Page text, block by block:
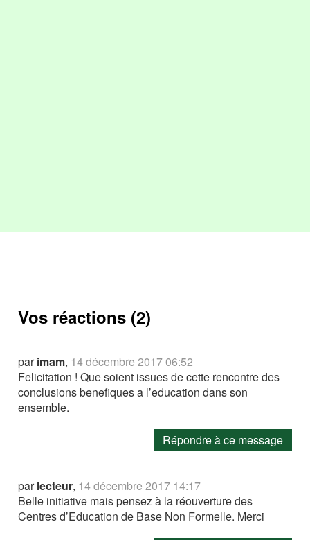
Vos réactions (2)
parimam, 14 décembre 2017 06:52
Felicitation ! Que soient issues de cette rencontre des
conclusions benefiques a l’education dans son
ensemble.
Répondre à ce message
parlecteur, 14 décembre 2017 14:17
Belle initiative mais pensez à la réouverture des
Centres d’Education de Base Non Formelle. Merci